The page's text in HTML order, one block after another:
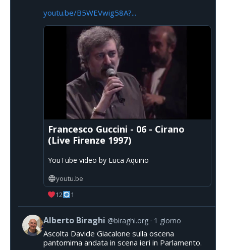
youtu.be/B5WEVwig58A?...
Francesco Guccini - 06 - Cirano
(Live Firenze 1997)
YouTube video by Luca Aquino
youtu.be
12
1
Alberto Biraghi @biraghi.org 1 giorno
Ascolta Davide Giacalone sulla oscena
pantomima andata in scena ieri in Parlamento.